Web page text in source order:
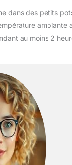
dans des petits
ambiante
au moins 2